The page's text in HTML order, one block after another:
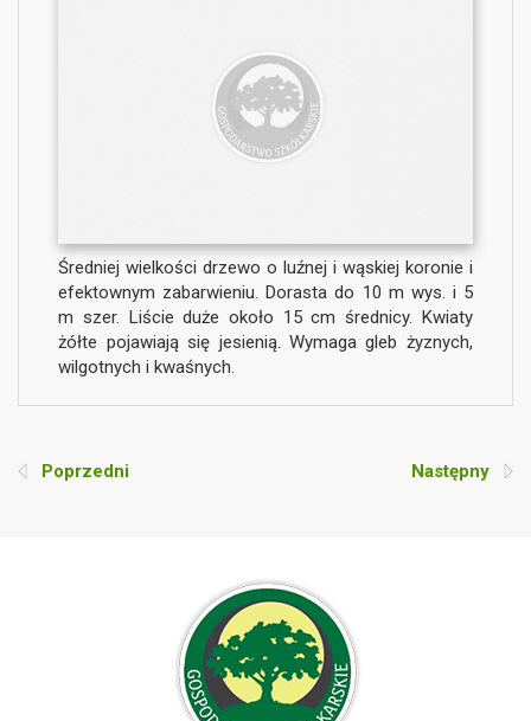
Średniej wielkości drzewo o luźnej i wąskiej koronie i
efektownym zabarwieniu. Dorasta do 10 m wys. i 5
m szer. Liście duże około 15 cm średnicy. Kwiaty
żółte pojawiają się jesienią. Wymaga gleb żyznych,
wilgotnych i kwaśnych.
Poprzedni Następny